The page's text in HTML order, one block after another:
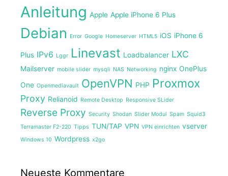
Anleitung Apple Apple iPhone 6 Plus
Debian Error Google Homeserver HTML5 iOS iPhone 6
Plus IPv6 Lggr Linevast Loadbalancer LXC
Mailserver mobile slider mysqli NAS Networking nginx OnePlus
One Openmediavault OpenVPN PHP Proxmox
Proxy Relianoid Remote Desktop Responsive SLider
Reverse Proxy Security Shodan Slider Modul Spam Squid3
Terramaster F2-220 Tipps TUN/TAP VPN VPN einrichten vserver
Windows 10 Wordpress x2go
Neueste Kommentare